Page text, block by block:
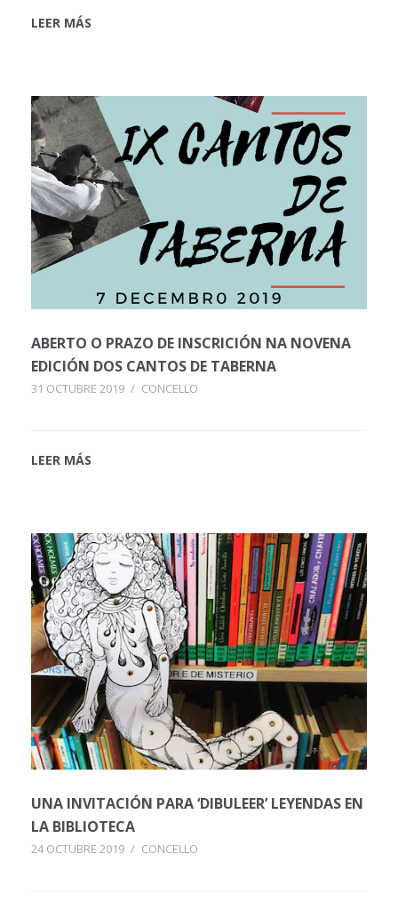
LEER MÁS
ABERTO O PRAZO DE INSCRICIÓN NA NOVENA
EDICIÓN DOS CANTOS DE TABERNA
31 OCTUBRE 2019 / CONCELLO
LEER MÁS
UNA INVITACIÓN PARA ‘DIBULEER’ LEYENDAS EN
LA BIBLIOTECA
24 OCTUBRE 2019 / CONCELLO